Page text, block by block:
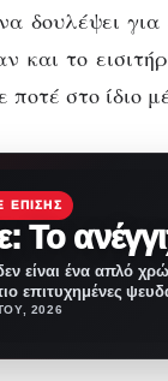
δουλέψει
και το
ποτέ στο ίδιο
ΕΠΊΣΗΣ
Το
είναι ένα απλό
επιτυχημένες
2026